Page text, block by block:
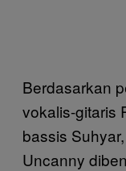
Berdasarkan
vokalis-gitaris
bassis
Uncanny